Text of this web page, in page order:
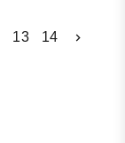
13 14